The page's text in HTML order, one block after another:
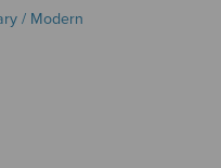
/ Modern